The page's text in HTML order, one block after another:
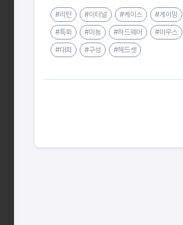
#리턴 #이터널 #케이스 #게이밍
#특화 #미뇽 #하드웨어 #마우스
#대회 #구성 #헤드셋